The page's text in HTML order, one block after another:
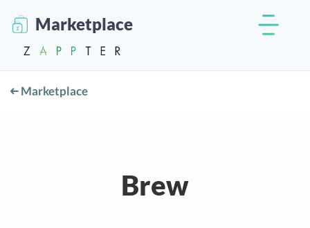
Marketplace
Marketplace
Brew